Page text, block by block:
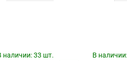
наличии:33 шт.
В